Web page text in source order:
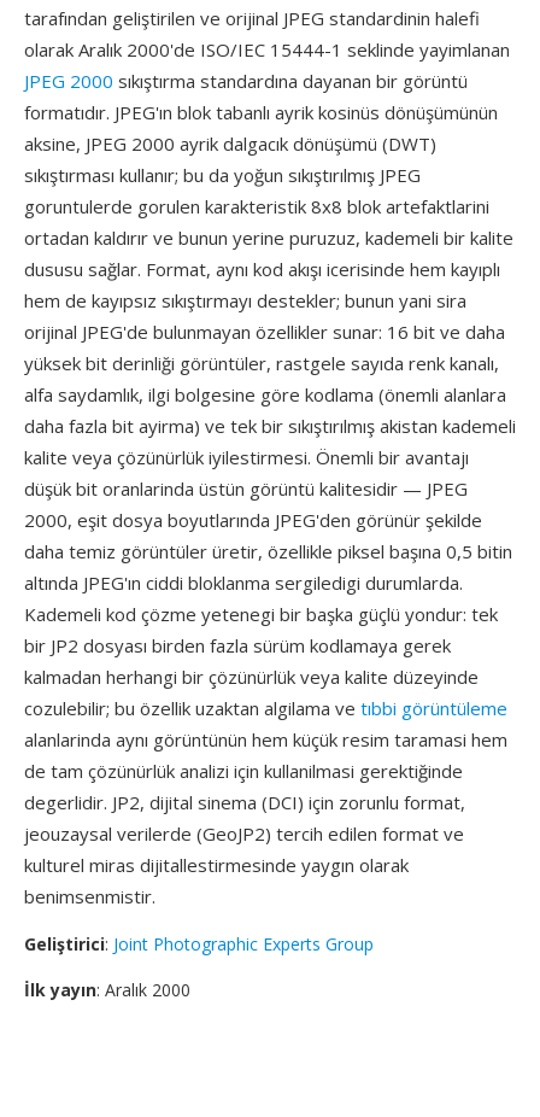
tarafından geliştirilen ve orijinal JPEG standardinin halefi
olarak Aralık 2000'de ISO/IEC 15444-1 seklinde yayimlanan
JPEG 2000 sıkıştırma standardına dayanan bir görüntü
formatıdır. JPEG'ın blok tabanlı ayrik kosinüs dönüşümünün
aksine, JPEG 2000 ayrik dalgacık dönüşümü (DWT)
sıkıştırması kullanır; bu da yoğun sıkıştırılmış JPEG
goruntulerde gorulen karakteristik 8x8 blok artefaktlarini
ortadan kaldırır ve bunun yerine puruzuz, kademeli bir kalite
dususu sağlar. Format, aynı kod akışı icerisinde hem kayıplı
hem de kayıpsız sıkıştırmayı destekler; bunun yani sira
orijinal JPEG'de bulunmayan özellikler sunar: 16 bit ve daha
yüksek bit derinliği görüntüler, rastgele sayıda renk kanalı,
alfa saydamlık, ilgi bolgesine göre kodlama (önemli alanlara
daha fazla bit ayirma) ve tek bir sıkıştırılmış akistan kademeli
kalite veya çözünürlük iyilestirmesi. Önemli bir avantajı
düşük bit oranlarinda üstün görüntü kalitesidir — JPEG
2000, eşit dosya boyutlarında JPEG'den görünür şekilde
daha temiz görüntüler üretir, özellikle piksel başına 0,5 bitin
altında JPEG'ın ciddi bloklanma sergiledigi durumlarda.
Kademeli kod çözme yetenegi bir başka güçlü yondur: tek
bir JP2 dosyası birden fazla sürüm kodlamaya gerek
kalmadan herhangi bir çözünürlük veya kalite düzeyinde
cozulebilir; bu özellik uzaktan algilama ve tıbbi görüntüleme
alanlarinda aynı görüntünün hem küçük resim taramasi hem
de tam çözünürlük analizi için kullanilmasi gerektiğinde
degerlidir. JP2, dijital sinema (DCI) için zorunlu format,
jeouzaysal verilerde (GeoJP2) tercih edilen format ve
kulturel miras dijitallestirmesinde yaygın olarak
benimsenmistir.
Geliştirici: Joint Photographic Experts Group
İlk yayın: Aralık 2000